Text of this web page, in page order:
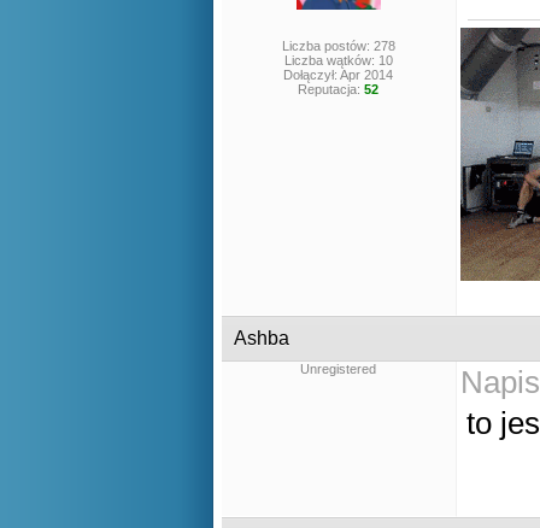
Liczba postów: 278
Liczba wątków: 10
Dołączył: Apr 2014
Reputacja:52
Ashba
Unregistered
to